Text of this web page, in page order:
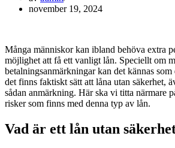
november 19, 2024
Många människor kan ibland behöva extra
möjlighet att få ett vanligt lån. Speciellt om
betalningsanmärkningar kan det kännas
det finns faktiskt sätt att låna utan säkerhet,
sådan anmärkning. Här ska vi titta närmare
risker som finns med denna typ av lån.
Vad är ett lån utan